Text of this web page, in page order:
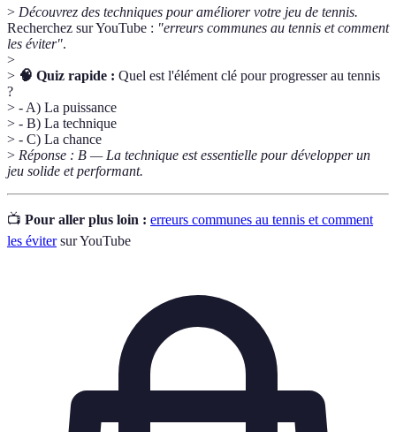
> Découvrez des techniques pour améliorer votre jeu de tennis.
Recherchez sur YouTube : "erreurs communes au tennis et comment
les éviter".
>
> 🧠 Quiz rapide : Quel est l'élément clé pour progresser au tennis
?
> - A) La puissance
> - B) La technique
> - C) La chance
> Réponse : B — La technique est essentielle pour développer un
jeu solide et performant.
📺 Pour aller plus loin : erreurs communes au tennis et comment
les évitersur YouTube